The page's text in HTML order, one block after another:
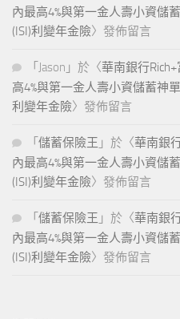
內最高4%與第一金人壽小資儲
(ISI)利變年金險〉發佈留言
「 Jason 」於〈華南銀行
高4%與第一金人壽小資儲蓄神
利變年金險〉發佈留言
「 儲蓄保險王 」於〈華南銀
內最高4%與第一金人壽小資儲
(ISI)利變年金險〉發佈留言
「 儲蓄保險王 」於〈華南銀
內最高4%與第一金人壽小資儲
(ISI)利變年金險〉發佈留言